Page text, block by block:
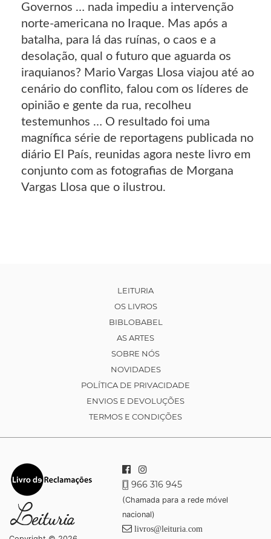
Governos … nada impediu a intervenção
norte-americana no Iraque. Mas após a
batalha, para lá das ruínas, o caos e a
desolação, qual o futuro que aguarda os
iraquianos? Mario Vargas Llosa viajou até ao
cenário do conflito, falou com os líderes de
opinião e gente da rua, recolheu
testemunhos … O resultado foi uma
magnífica série de reportagens publicada no
diário El País, reunidas agora neste livro em
conjunto com as fotografias de Morgana
Vargas Llosa que o ilustrou.
LEITURIA
OS LIVROS
BIBLOBABEL
AS ARTES
SOBRE NÓS
NOVIDADES
POLÍTICA DE PRIVACIDADE
ENVIOS E DEVOLUÇÕES
TERMOS E CONDIÇÕES
966 316 945
(Chamada para a rede móvel
nacional)
livros@leituria.com